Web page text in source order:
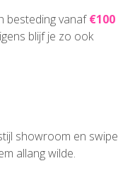
besteding vanaf€100
blijf je zo ook
showroom en swipe
allang wilde.